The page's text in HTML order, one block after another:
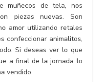
muñecos de tela, nos
piezas nuevas. Son
amor utilizando retales
confeccionar animalitos,
Si deseas ver lo que
a final de la jornada lo
vendido.